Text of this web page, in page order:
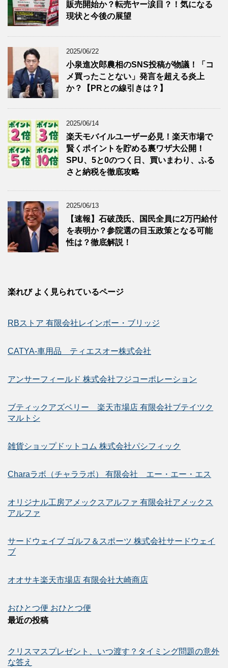
販売開始か？転売ヤー涙目？！気になる
現状と今後の展望
2025/06/22
小泉進次郎農相のSNS投稿が物議！「コ
メ買ったことない」発言を超える炎上
か？【PRとの線引きは？】
2025/06/14
楽天モバイルユーザー必見！楽天市場で
賢くポイントを貯める裏ワザ大公開！
SPU、5と0のつく日、買いまわり、ふる
さと納税を徹底攻略
2025/06/13
【速報】石破茂氏、国民全員に2万円給付
を表明か？参院選の目玉政策となる可能
性は？徹底解説！
楽れび よく見られているページ
RBストア 有限会社レインボー・ブリッジ
CATYA-車用品 ティエスオー株式会社
アンサーフィールド 株式会社フジコーポレーション
ブティックアズベリー 楽天市場店 有限会社ブテイツク
マルトシ
雑貨ショップドットコム 株式会社パシフィック
Charaラボ（チャララボ） 有限会社 エー・エー・エス
オリジナル工房アメックスアルファ 有限会社アメックス
アルファ
サードウェイブ ゴルフ＆スポーツ 株式会社サードウェイ
ブ
オオサキ楽天市場店 有限会社大崎商店
おひとつ便 おひとつ便
最近の投稿
クリスマスプレゼント、いつ渡す？タイミング問題の意外
な答え